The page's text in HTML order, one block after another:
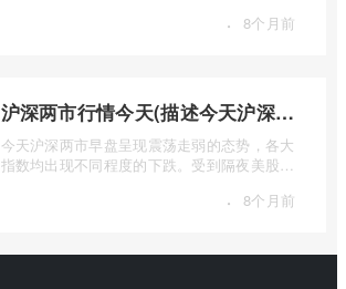
· 8个月前
沪深两市行情今天(描述今天沪深两市早盘交易情况)
今天沪深两市早盘呈现震荡走弱的态势，各大
指数均出现不同程度的下跌。受到隔夜美股下
· 8个月前